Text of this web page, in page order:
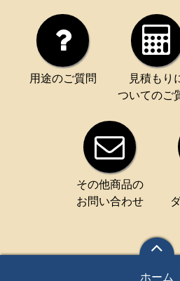
用途のご質問
見積もり
ついてのご
その他商品の
お問い合わせ
ホーム